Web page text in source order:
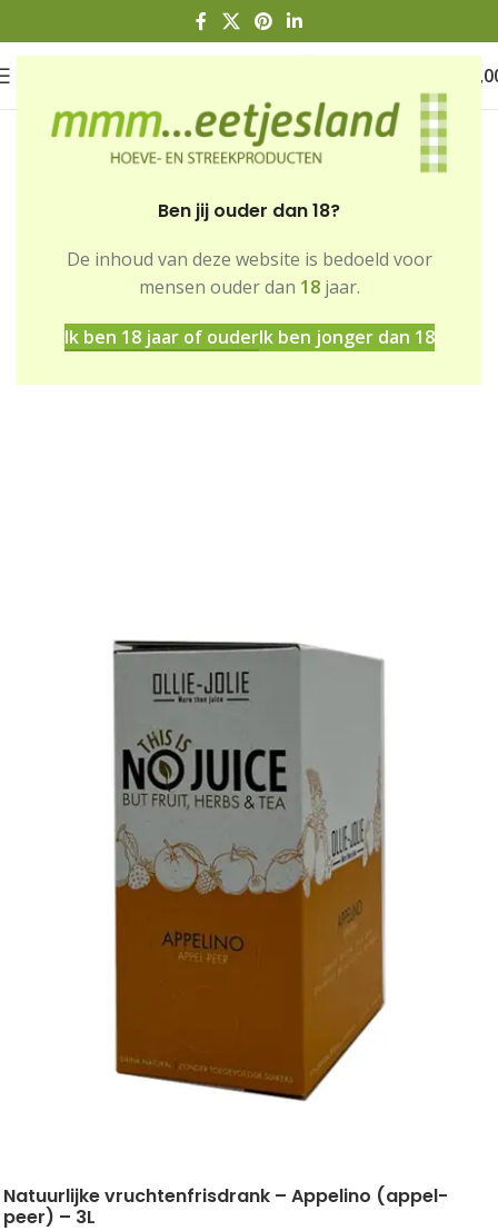
Ben jij ouder dan 18?
De inhoud van deze website is bedoeld voor
mensen ouder dan 18jaar.
Ik ben 18 jaar of ouderIk ben jonger dan 18
Dranken
Natuurlijke vruchtenfrisdrank – Appelino (appel-
peer) – 3L